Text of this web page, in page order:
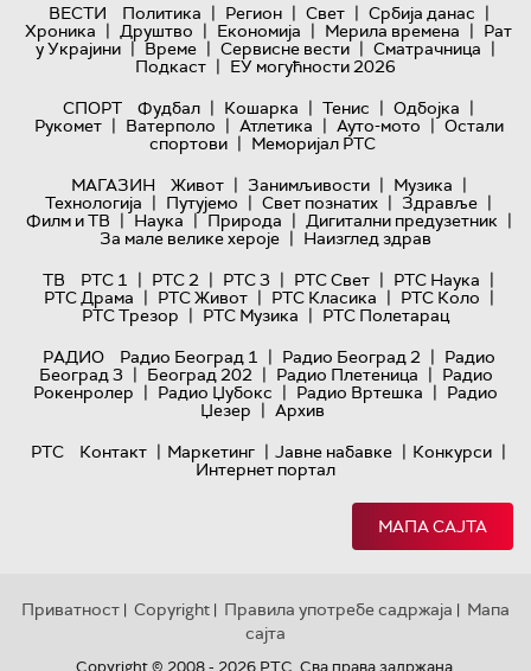
ВЕСТИ Политика | Регион | Свет | Србија данас |
Хроника | Друштво | Економија | Мерила времена | Рат
у Украјини | Време | Сервисне вести | Сматрачница |
Подкаст | ЕУ могућности 2026
СПОРТ
Фудбал | Кошарка | Тенис | Одбојка |
Рукомет | Ватерполо | Атлетика | Ауто-мото | Остали
спортови | Меморијал РТС
МАГАЗИН
Живот | Занимљивости | Музика |
Технологијa | Путујемо | Свет познатих | Здравље |
Филм и ТВ | Наука | Природа | Дигитални предузетник |
За мале велике хероје | Наизглед здрав
ТВ
РТС 1 | РТС 2 | РТС 3 | РТС Свет | РТС Наука |
РТС Драма | РТС Живот | РТС Класика | РТС Коло |
РТС Трезор | РТС Музика | РТС Полетарац
РАДИО
Радио Београд 1 | Радио Београд 2 | Радио
Београд 3 | Београд 202 | Радио Плетеница | Радио
Рокенролер | Радио Џубокс | Радио Вртешка | Радио
Џезер | Архив
РТС
Контакт | Маркетинг | Јавне набавке | Конкурси |
Интернет портал
МАПА САЈТА
Приватност | Copyright | Правила употребе садржаја | Мапа
сајта